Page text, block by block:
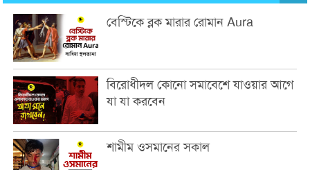
বেস্টিকে ব্লক মারার রোমান Aura
বিরোধীদল কোনো সমাবেশে যাওয়ার আগে
যা যা করবেন
শামীম ওসমানের সকাল